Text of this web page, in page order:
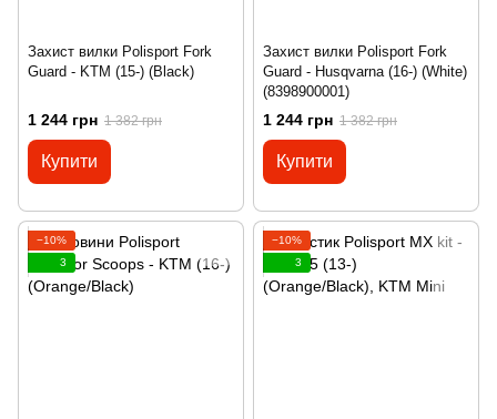
Захист вилки Polisport Fork
Guard - KTM (15-) (Black)
1 244 грн 1 382 грн
Купити
Захист вилки Polisport Fork
Guard - Husqvarna (16-) (White)
(8398900001)
1 244 грн 1 382 грн
Купити
−10%
3
−10%
3